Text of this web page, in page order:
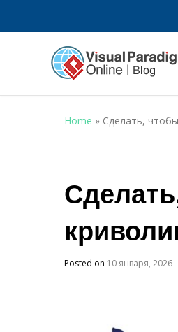
Home » Сделать,
Posted on 10 января, 2026